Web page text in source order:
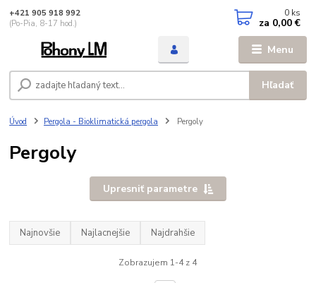
Menu
Hľadať
+421 905 918 992
(Po-Pia, 8-17 hod.)
0 ks
za 0,00 €
Úvod Pergola - Bioklimatická pergola Pergoly
Pergoly
Upresniť parametre
Najnovšie Najlacnejšie Najdrahšie
Zobrazujem 1-4 z 4